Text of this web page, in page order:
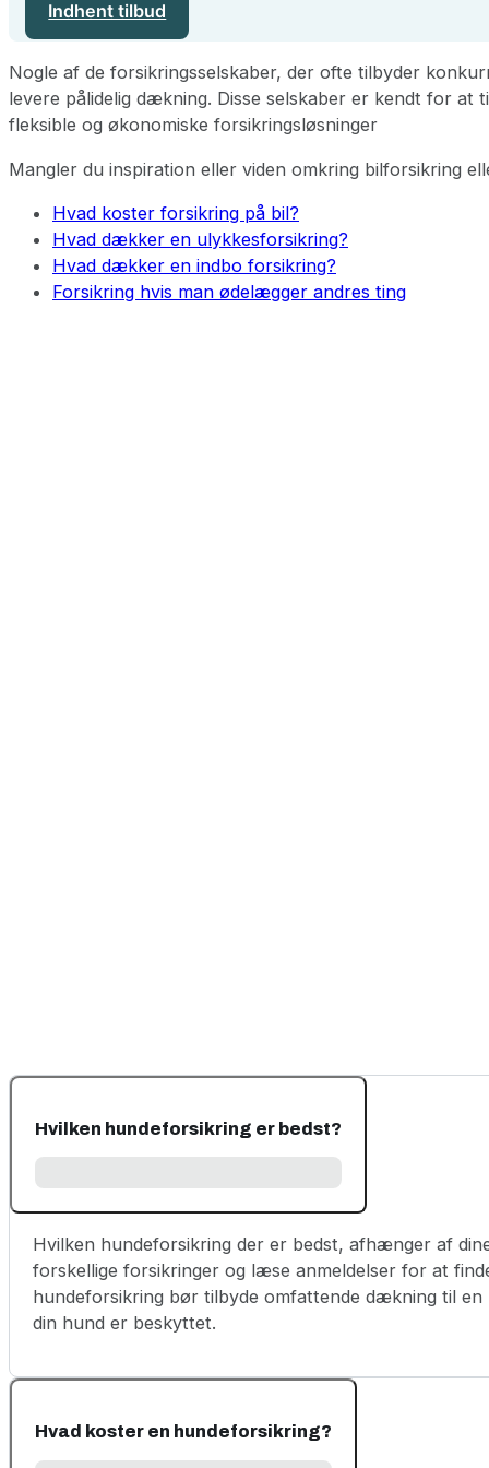
Indhent tilbud
Nogle af de forsikringsselskaber, der ofte tilbyder
levere pålidelig dækning. Disse selskaber er kendt for at
fleksible og økonomiske forsikringsløsninger
Mangler du inspiration eller viden omkring bilforsikring
Hvad koster forsikring på bil?
Hvad dækker en ulykkesforsikring?
Hvad dækker en indbo forsikring?
Forsikring hvis man ødelægger andres ting
Hvilken hundeforsikring er bedst?
Hvilken hundeforsikring der er bedst, afhænger af
forskellige forsikringer og læse anmeldelser for at
hundeforsikring bør tilbyde omfattende dækning til en
din hund er beskyttet.
Hvad koster en hundeforsikring?